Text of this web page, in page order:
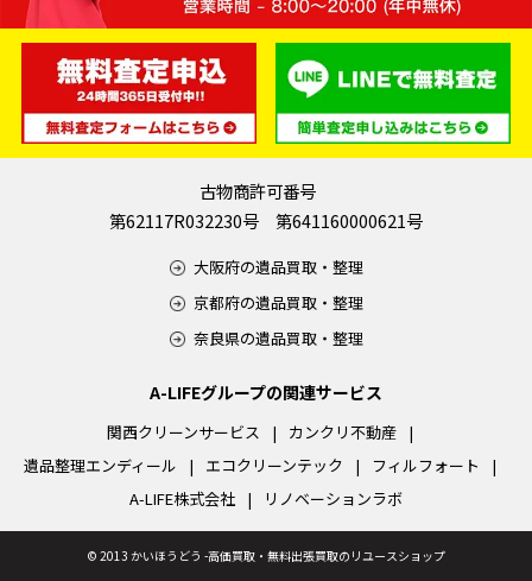
古物商許可番号
第62117R032230号 第641160000621号
大阪府の遺品買取・整理
京都府の遺品買取・整理
奈良県の遺品買取・整理
A-LIFEグループの関連サービス
関西クリーンサービス
カンクリ不動産
遺品整理エンディール
エコクリーンテック
フィルフォート
A-LIFE株式会社
リノベーションラボ
© 2013 かいほうどう -高価買取・無料出張買取のリユースショップ